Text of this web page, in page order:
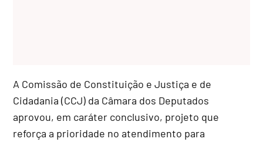
A Comissão de Constituição e Justiça e de
Cidadania (CCJ) da Câmara dos Deputados
aprovou, em caráter conclusivo, projeto que
reforça a prioridade no atendimento para